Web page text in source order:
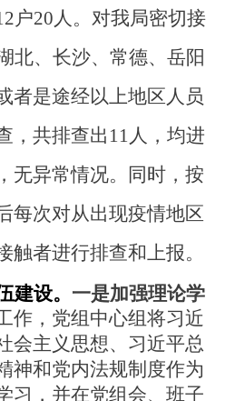
户20人。 对我局密切接
北、长沙、常德、岳阳
者是途经以上地区人员
，共排查出 11人，均进
无异常情况。同时，按
每次对从出现疫情地区
触者进行排查和上报。
建设。 一是加强理论学
作， 党组中心组将习近
会主义思想、习近平总
神和党内法规制度作为
习，并在党组会、班子